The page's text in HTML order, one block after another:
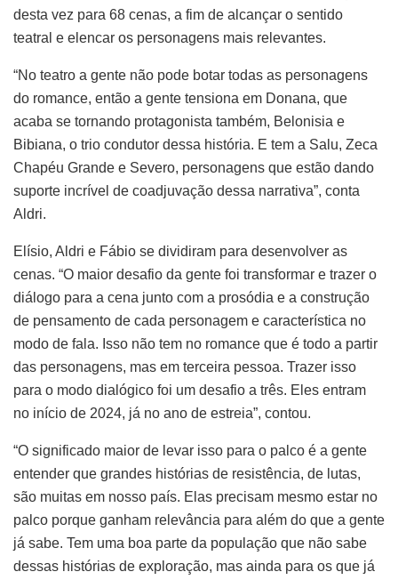
desta vez para 68 cenas, a fim de alcançar o sentido
teatral e elencar os personagens mais relevantes.
“No teatro a gente não pode botar todas as personagens
do romance, então a gente tensiona em Donana, que
acaba se tornando protagonista também, Belonisia e
Bibiana, o trio condutor dessa história. E tem a Salu, Zeca
Chapéu Grande e Severo, personagens que estão dando
suporte incrível de coadjuvação dessa narrativa”, conta
Aldri.
Elísio, Aldri e Fábio se dividiram para desenvolver as
cenas. “O maior desafio da gente foi transformar e trazer o
diálogo para a cena junto com a prosódia e a construção
de pensamento de cada personagem e característica no
modo de fala. Isso não tem no romance que é todo a partir
das personagens, mas em terceira pessoa. Trazer isso
para o modo dialógico foi um desafio a três. Eles entram
no início de 2024, já no ano de estreia”, contou.
“O significado maior de levar isso para o palco é a gente
entender que grandes histórias de resistência, de lutas,
são muitas em nosso país. Elas precisam mesmo estar no
palco porque ganham relevância para além do que a gente
já sabe. Tem uma boa parte da população que não sabe
dessas histórias de exploração, mas ainda para os que já